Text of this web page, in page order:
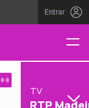
Entrar
TV
RTP